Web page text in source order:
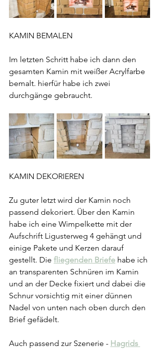
KAMIN BEMALEN
Im letzten Schritt habe ich dann den
gesamten Kamin mit weißer Acrylfarbe
bemalt. hierfür habe ich zwei
durchgänge gebraucht.
KAMIN DEKORIEREN
Zu guter letzt wird der Kamin noch
passend dekoriert. Über den Kamin
habe ich eine Wimpelkette mit der
Aufschrift Ligusterweg 4 gehängt und
einige Pakete und Kerzen darauf
gestellt. Die fliegenden Briefe habe ich
an transparenten Schnüren im Kamin
und an der Decke fixiert und dabei die
Schnur vorsichtig mit einer dünnen
Nadel von unten nach oben durch den
Brief gefädelt.
Auch passend zur Szenerie - Hagrids